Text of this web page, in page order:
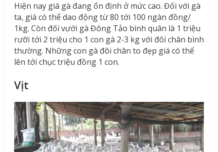
Hiện nay giá gà đang ổn định ở mức cao. Đối với gà
ta, giá có thể dao động từ 80 tới 100 ngàn đồng/
1kg. Còn đối vưới gà Đông Tảo bình quân là 1 triệu
rưỡi tới 2 triệu cho 1 con gà 2-3 kg với đôi chân bình
thường. Những con gà đôi chân to đẹp giá có thể
lên tới chục triệu đồng 1 con.
Vịt